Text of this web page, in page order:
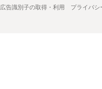
広告識別子の取得・利用 プライバシ